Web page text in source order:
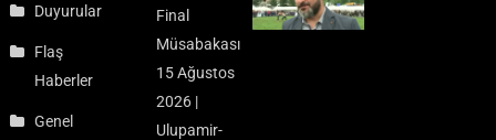
Duyurular
Flaş
Haberler
Genel
Final
Müsabakası
15 Ağustos
2026 |
Ulupamir-